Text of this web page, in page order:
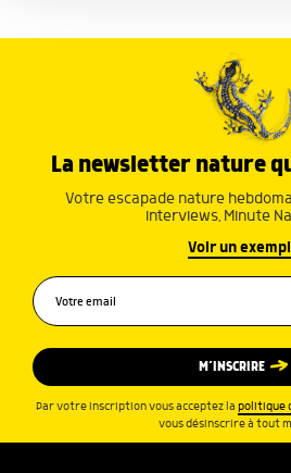
La newsletter nature
Votre escapade nature
interviews, Minute
Voir un
M’INSCRIRE
Par votre inscription vous acceptez la politique
vous désinscrire à tout